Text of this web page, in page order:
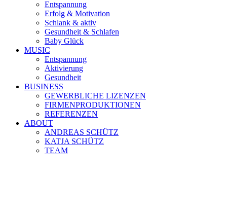
Entspannung
Erfolg & Motivation
Schlank & aktiv
Gesundheit & Schlafen
Baby Glück
MUSIC
Entspannung
Aktivierung
Gesundheit
BUSINESS
GEWERBLICHE LIZENZEN
FIRMENPRODUKTIONEN
REFERENZEN
ABOUT
ANDREAS SCHÜTZ
KATJA SCHÜTZ
TEAM